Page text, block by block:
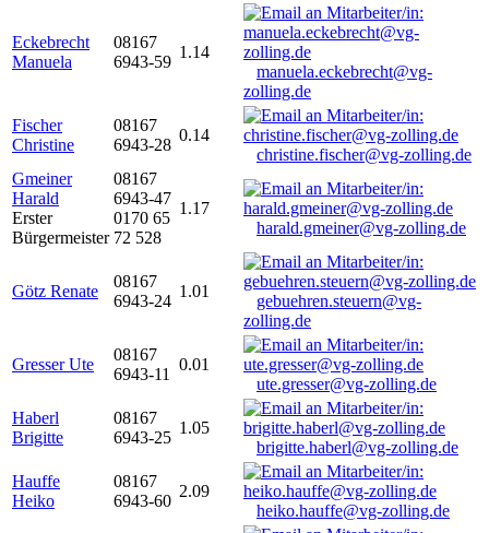
Eckebrecht
Manuela
08167
6943-59
1.14
manuela.eckebrecht@vg-
zolling.de
Fischer
Christine
08167
6943-28
0.14
christine.fischer@vg-zolling.de
Gmeiner
Harald
Erster
Bürgermeister
08167
6943-47
0170 65
72 528
1.17
harald.gmeiner@vg-zolling.de
Götz Renate
08167
6943-24
1.01
gebuehren.steuern@vg-
zolling.de
Gresser Ute
08167
6943-11
0.01
ute.gresser@vg-zolling.de
Haberl
Brigitte
08167
6943-25
1.05
brigitte.haberl@vg-zolling.de
Hauffe
Heiko
08167
6943-60
2.09
heiko.hauffe@vg-zolling.de